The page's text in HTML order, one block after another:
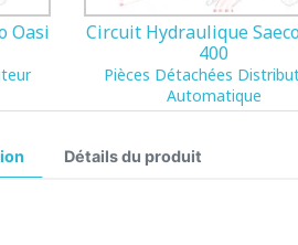
Oasi
Circuit Hydraulique
400
Pièces Détachées
Automatique
Détails du produit